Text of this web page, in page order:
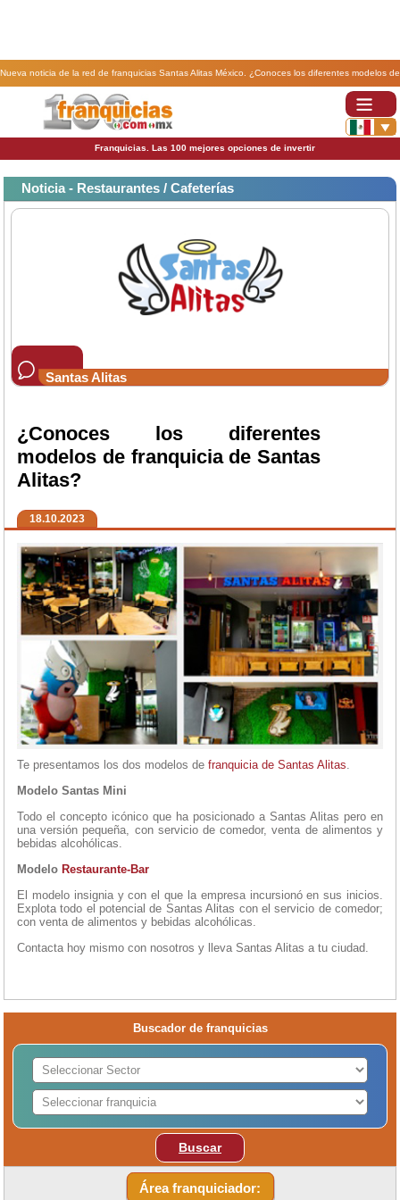
Nueva noticia de la red de franquicias Santas Alitas México. ¿Conoces los diferentes modelos de
franquicia de Santas Alitas?.
Franquicias. Las 100 mejores opciones de invertir
Noticia - Restaurantes / Cafeterías
Santas Alitas
¿Conoces los diferentes
modelos de franquicia de Santas
Alitas?
18.10.2023
Te presentamos los dos modelos de franquicia de Santas Alitas.
Modelo Santas Mini
Todo el concepto icónico que ha posicionado a Santas Alitas pero en
una versión pequeña, con servicio de comedor, venta de alimentos y
bebidas alcohólicas.
Modelo Restaurante-Bar
El modelo insignia y con el que la empresa incursionó en sus inicios.
Explota todo el potencial de Santas Alitas con el servicio de comedor;
con venta de alimentos y bebidas alcohólicas.
Contacta hoy mismo con nosotros y lleva Santas Alitas a tu ciudad.
Buscador de franquicias
Buscar
Área franquiciador: